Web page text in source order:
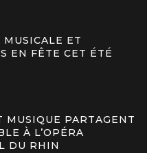
MUSICALE ET
EN FÊTE CET ÉTÉ
MUSIQUE PARTAGENT
À L’OPÉRA
DU RHIN